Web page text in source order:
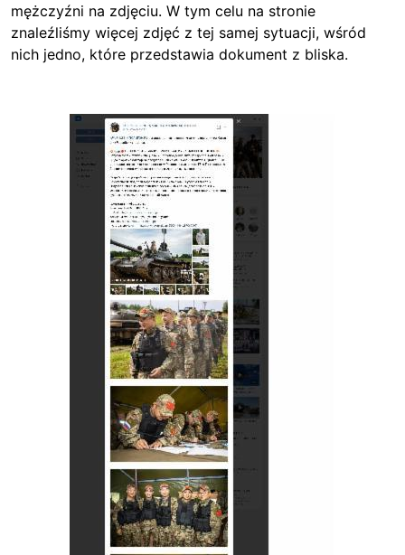
mężczyźni na zdjęciu. W tym celu na stronie
znaleźliśmy więcej zdjęć z tej samej sytuacji, wśród
nich jedno, które przedstawia dokument z bliska.